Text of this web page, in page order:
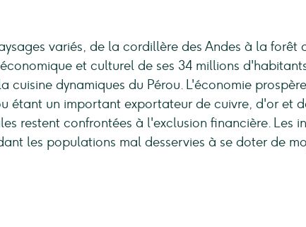
variés, de la cordillère des Andes à la forêt
et culturel de ses 34 millions
dynamiques du Pérou. L'économie
étant un important exportateur de cuivre, d'or et
restent confrontées à l'exclusion financière. Les
les populations mal desservies à se doter de